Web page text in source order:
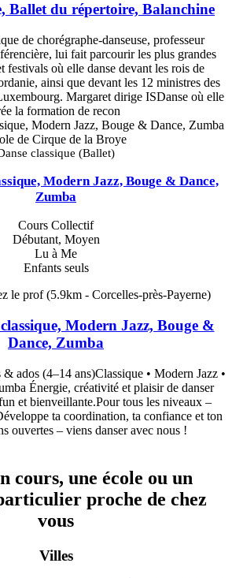
Ballet du répertoire, Balanchine
de chorégraphe-danseuse, professeur
lui fait parcourir les plus grandes
festivals où elle danse devant les rois de
ainsi que devant les 12 ministres des
Margaret dirige ISDanse où elle
la formation de recon
de Cirque de la Broye
classique (Ballet)
Modern Jazz, Bouge & Dance,
Zumba
Cours Collectif
Débutant, Moyen
Lu à Me
Enfants seuls
le prof(5.9km - Corcelles-près-Payerne)
Modern Jazz, Bouge &
Dance, Zumba
ados (4–14 ans)Classique • Modern Jazz •
Énergie, créativité et plaisir de danser
et bienveillante.Pour tous les niveaux –
ta coordination, ta confiance et ton
ouvertes – viens danser avec nous !
cours, une école ou un
proche de chez
vous
Villes